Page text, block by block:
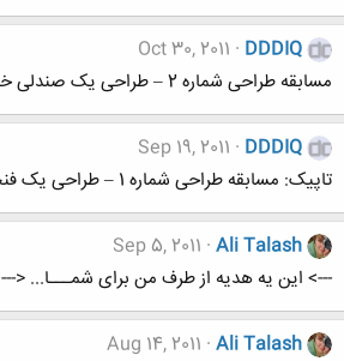
DDDIQ
Oct 30, 2011
مسابقه طراحی شماره 2 – طراحی یک صندلی خلاقانه
DDDIQ
Sep 19, 2011
تاپیک: مسابقه طراحی شماره 1 – طراحی یک فنجان خلاقانه
Ali Talash
Sep 5, 2011
---> این یه هدیه از طرف من برای شمـــا... <---
Ali Talash
Aug 14, 2011